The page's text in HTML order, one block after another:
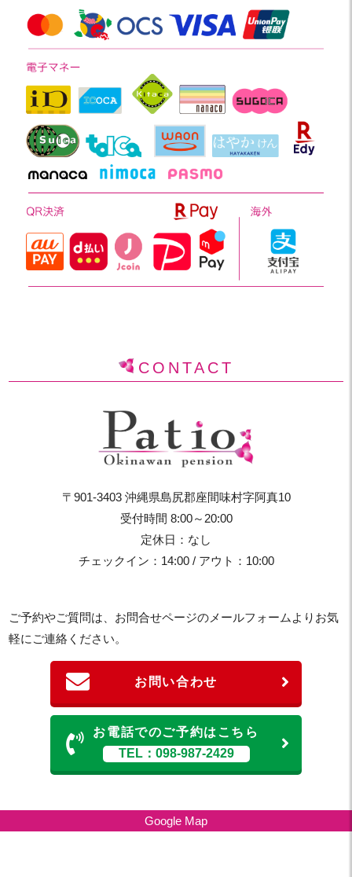
CONTACT
〒901-3403 沖縄県島尻郡座間味村字阿真10
受付時間 8:00～20:00
定休日：なし
チェックイン：14:00 / アウト：10:00
ご予約やご質問は、お問合せページのメールフォームよりお気
軽にご連絡ください。
お問い合わせ
お電話でのご予約はこちら
TEL：098-987-2429
Google Map